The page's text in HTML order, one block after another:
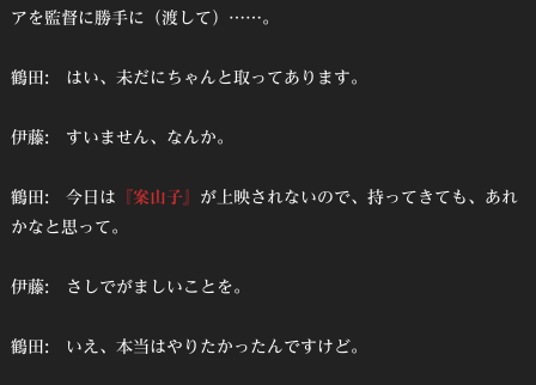
アを監督に勝手に（渡して）……。
鶴田: はい、未だにちゃんと取ってあります。
伊藤: すいません、なんか。
鶴田: 今日は 『案山子』 が上映されないので、持ってきても、あれ
かなと思って。
伊藤: さしでがましいことを。
鶴田: いえ、本当はやりたかったんですけど。